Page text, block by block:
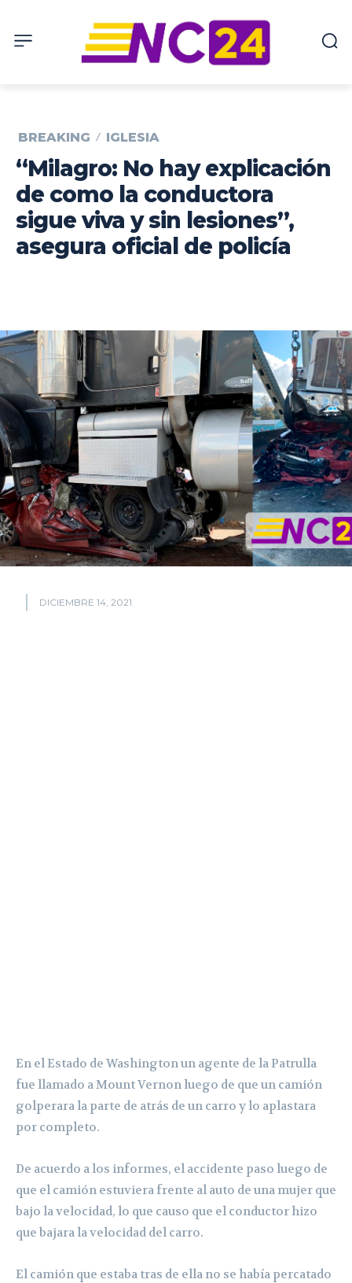
BREAKING IGLESIA
“Milagro: No hay explicación
de como la conductora
sigue viva y sin lesiones”,
asegura oficial de policía
DICIEMBRE 14, 2021
En el Estado de Washington un agente de la Patrulla
fue llamado a Mount Vernon luego de que un camión
golperara la parte de atrás de un carro y lo aplastara
por completo.
De acuerdo a los informes, el accidente paso luego de
que el camión estuviera frente al auto de una mujer que
bajo la velocidad, lo que causo que el conductor hizo
que bajara la velocidad del carro.
El camión que estaba tras de ella no se había percatado